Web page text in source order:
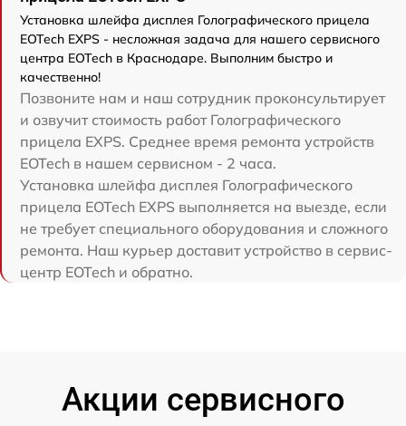
Установка шлейфа дисплея Голографического прицела
EOTech EXPS - несложная задача для нашего сервисного
центра EOTech в Краснодаре. Выполним быстро и
качественно!
Позвоните нам и наш сотрудник проконсультирует
и озвучит стоимость работ Голографического
прицела EXPS. Среднее время ремонта устройств
EOTech в нашем сервисном - 2 часа.
Установка шлейфа дисплея Голографического
прицела EOTech EXPS выполняется на выезде, если
не требует специального оборудования и сложного
ремонта. Наш курьер доставит устройство в сервис-
центр EOTech и обратно.
Акции сервисного